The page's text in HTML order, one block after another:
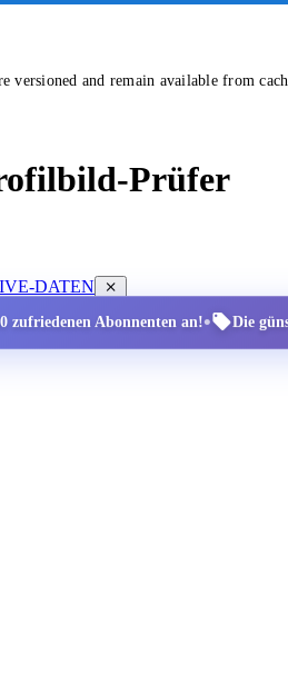
versioned and remain available from
Prüfer
DATEN
zufriedenen Abonnenten an!• Die